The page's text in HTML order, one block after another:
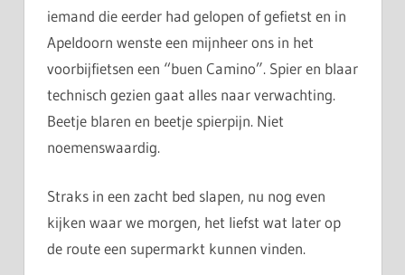
iemand die eerder had gelopen of gefietst en in
Apeldoorn wenste een mijnheer ons in het
voorbijfietsen een “buen Camino”. Spier en blaar
technisch gezien gaat alles naar verwachting.
Beetje blaren en beetje spierpijn. Niet
noemenswaardig.
Straks in een zacht bed slapen, nu nog even
kijken waar we morgen, het liefst wat later op
de route een supermarkt kunnen vinden.